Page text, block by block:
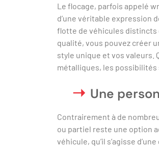
Le flocage, parfois appelé
d’une véritable expression
flotte de véhicules distincts
qualité, vous pouvez créer
style unique et vos valeurs.
métalliques, les possibilités
Une
Contrairement à de
ou partiel reste une option
véhicule, qu’il s’agisse